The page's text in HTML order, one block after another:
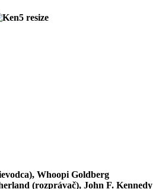
Whoopi Goldberg
(rozprávač), John F. Kennedy